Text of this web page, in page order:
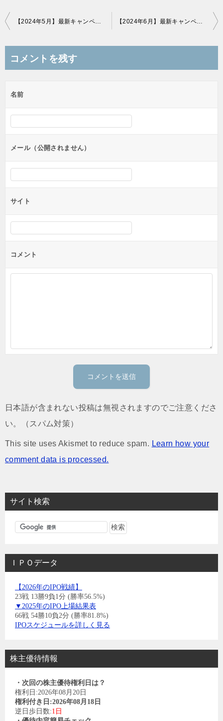
投
ビ
ー
シ
ョ
ン
コメントを残す
名前
メール（公開されません）
サイト
コメント
日本語が含まれない投稿は無視されますのでご注意くださ
い。（スパム対策）
This site uses Akismet to reduce spam. Learn how your
comment data is processed.
サイト検索
ＩＰＯデータ
【2026年のIPO戦績】
23戦 13勝9負1分 (勝率56.5%)
▼2025年のIPO上場結果表
66戦 54勝10負2分 (勝率81.8%)
IPOスケジュールを詳しく見る
株主優待情報
・次回の株主優待権利日は？
権利日:2026年08月20日
権利付き日:2026年08月18日
逆日歩日数:1日